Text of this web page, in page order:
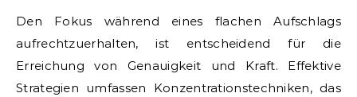
Den Fokus während eines flachen Aufschlags
aufrechtzuerhalten, ist entscheidend für die
Erreichung von Genauigkeit und Kraft. Effektive
Strategien umfassen Konzentrationstechniken, das